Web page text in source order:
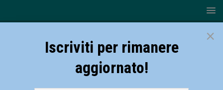
×
Iscriviti per rimanere
aggiornato!